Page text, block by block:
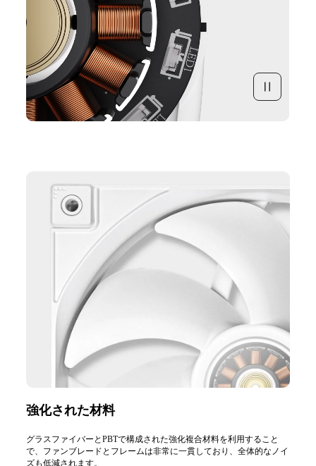
強化された材料
グラスファイバーとPBTで構成された強化複合材料を利用すること
で、ファンブレードとフレームは非常に一貫しており、全体的なノイ
ズも低減されます。